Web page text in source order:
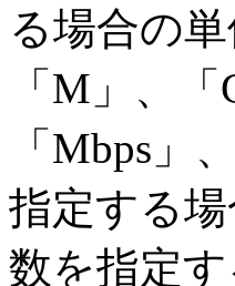
る場合の
「M」、
「Mbps」
指定する
数を指定